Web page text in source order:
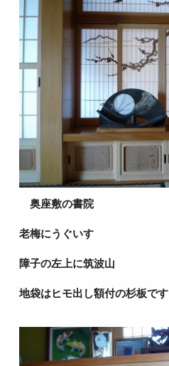
奥座敷の書院
老梅にうぐいす
障子の左上に筑波山
地袋はヒモ出し額付の杉板です